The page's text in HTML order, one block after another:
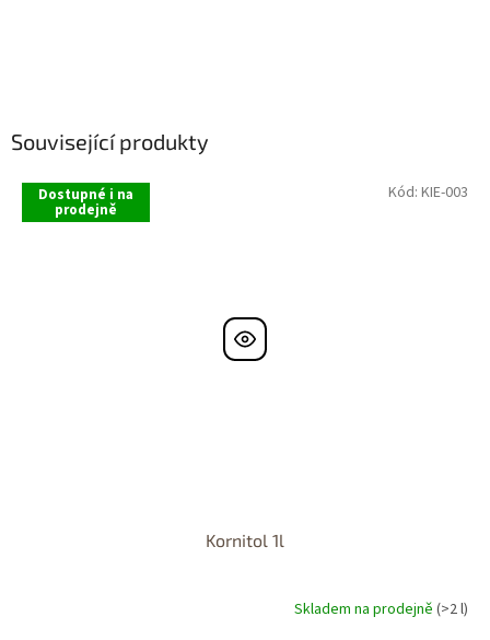
Související produkty
Dostupné i na
prodejně
Kornitol 1l
Skladem na prodejně(>2 l)
Kód: KIE-003